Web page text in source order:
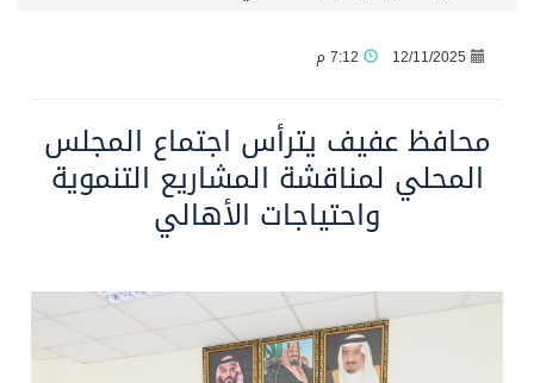
محافظ عفيف يؤدي صلاة عيد الأضحى
12/11/2025
محافظ عفيف يترأس اجتماع المجلس
المحلي لمناقشة المشاريع التنموية
واحتياجات الأهالي